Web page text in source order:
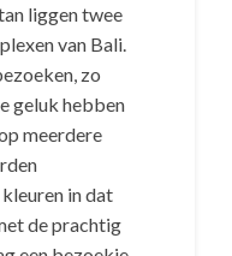
liggen twee
van Bali.
zo
geluk hebben
meerdere
in dat
de prachtig